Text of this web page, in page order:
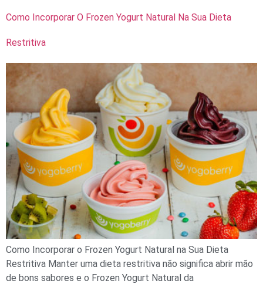
Como Incorporar O Frozen Yogurt Natural Na Sua Dieta
Restritiva
Como Incorporar o Frozen Yogurt Natural na Sua Dieta
Restritiva Manter uma dieta restritiva não significa abrir mão
de bons sabores e o Frozen Yogurt Natural da